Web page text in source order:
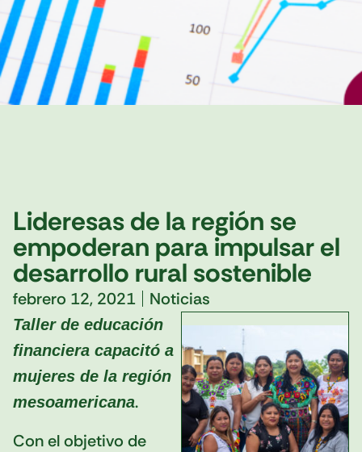
Lideresas de la región se
empoderan para impulsar el
desarrollo rural sostenible
febrero 12, 2021 Noticias
Taller de educación
financiera capacitó a
mujeres de la región
mesoamericana.
Con el objetivo de